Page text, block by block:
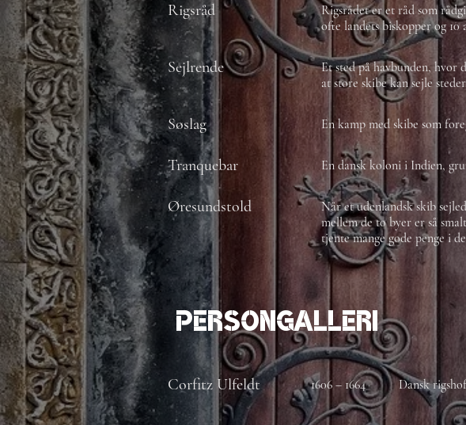
Rigsråd
Rigsrådet er et råd som
ofte landets biskopper og 10
Sejlrende
Et sted på havbunden, hvor
at store skibe kan sejle
Søslag En kamp med skibe som
Tranquebar En dansk koloni i Indien,
Øresundstold
Når et udenlandsk skib
mellem de to byer er så
tjente mange gode penge i
Persongalleri
Corfitz Ulfeldt 1606 – 1664 Dansk